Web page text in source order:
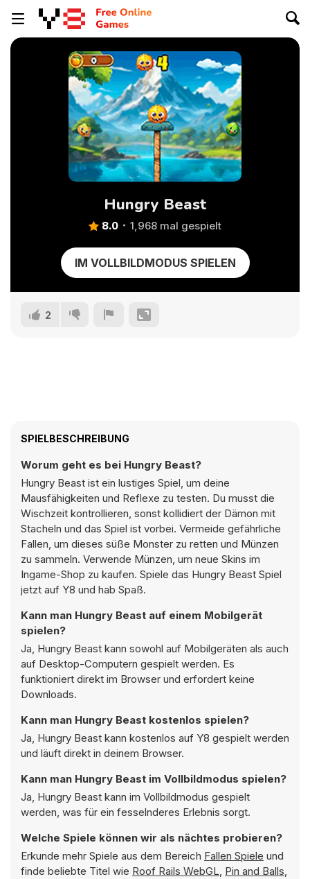
Hungry Beast
8.0 1,968 mal gespielt
IM VOLLBILDMODUS SPIELEN
2
SPIELBESCHREIBUNG
Worum geht es bei Hungry Beast?
Hungry Beast ist ein lustiges Spiel, um deine
Mausfähigkeiten und Reflexe zu testen. Du musst die
Wischzeit kontrollieren, sonst kollidiert der Dämon mit
Stacheln und das Spiel ist vorbei. Vermeide gefährliche
Fallen, um dieses süße Monster zu retten und Münzen
zu sammeln. Verwende Münzen, um neue Skins im
Ingame-Shop zu kaufen. Spiele das Hungry Beast Spiel
jetzt auf Y8 und hab Spaß.
Kann man Hungry Beast auf einem Mobilgerät
spielen?
Ja, Hungry Beast kann sowohl auf Mobilgeräten als auch
auf Desktop-Computern gespielt werden. Es
funktioniert direkt im Browser und erfordert keine
Downloads.
Kann man Hungry Beast kostenlos spielen?
Ja, Hungry Beast kann kostenlos auf Y8 gespielt werden
und läuft direkt in deinem Browser.
Kann man Hungry Beast im Vollbildmodus spielen?
Ja, Hungry Beast kann im Vollbildmodus gespielt
werden, was für ein fesselnderes Erlebnis sorgt.
Welche Spiele können wir als nächtes probieren?
Erkunde mehr Spiele aus dem Bereich Fallen Spiele und
finde beliebte Titel wie Roof Rails WebGL, Pin and Balls,